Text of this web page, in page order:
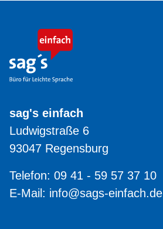
sag's einfach
Ludwigstraße 6
93047 Regensburg
Telefon: 09 41 - 59 57 37 10
E-Mail: info@sags-einfach.de